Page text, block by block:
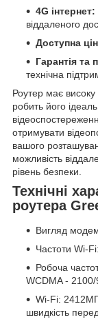
4G інтернет:
віддаленого
Доступна
Гарантія та
технічна
Роутер має високу
робить його
отримувати
вашого
можливість
рівень безпеки.
Технічні
роутера
Вигляд
Частоти Wi-
Робоча
WCDMA -
Wi-Fi:
швидкість